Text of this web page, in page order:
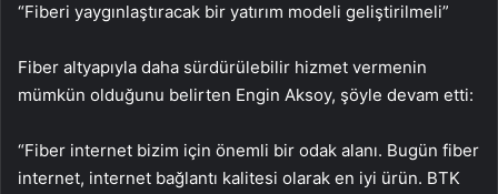
“Fiberi yaygınlaştıracak bir yatırım modeli geliştirilmeli”
Fiber altyapıyla daha sürdürülebilir hizmet vermenin
mümkün olduğunu belirten Engin Aksoy, şöyle devam etti:
“Fiber internet bizim için önemli bir odak alanı. Bugün fiber
internet, internet bağlantı kalitesi olarak en iyi ürün. BTK